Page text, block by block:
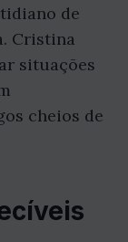
de
Cristina
situações
cheios de